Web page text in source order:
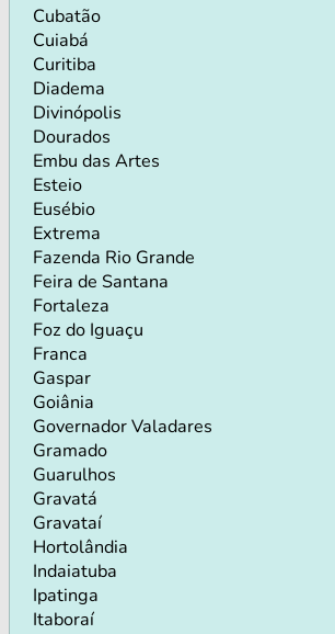
Cubatão
Cuiabá
Curitiba
Diadema
Divinópolis
Dourados
Embu das Artes
Esteio
Eusébio
Extrema
Fazenda Rio Grande
Feira de Santana
Fortaleza
Foz do Iguaçu
Franca
Gaspar
Goiânia
Governador Valadares
Gramado
Guarulhos
Gravatá
Gravataí
Hortolândia
Indaiatuba
Ipatinga
Itaboraí